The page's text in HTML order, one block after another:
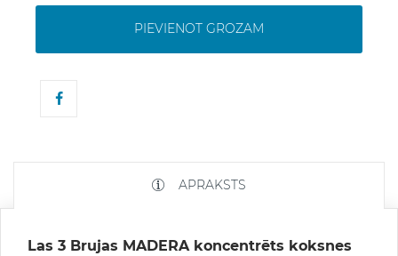
PIEVIENOT GROZAM
APRAKSTS
Las 3 Brujas MADERA koncentrēts koksnes